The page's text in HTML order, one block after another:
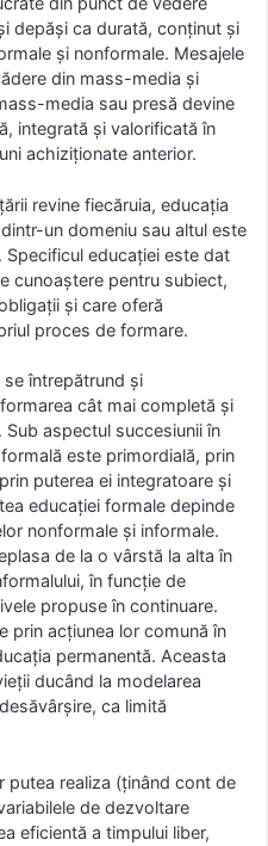
depăşi ca durată, conţinut şi
și nonformale. Mesajele
din mass-media și
media sau presă devine
integrată şi valorificată în
achiziţionate anterior.
revine fiecăruia, educaţia
un domeniu sau altul este
educaţiei este dat
cunoaştere pentru subiect,
și care oferă
proces de formare.
se întrepătrund și
cât mai completă și
aspectul succesiunii în
este primordială, prin
puterea ei integratoare şi
educaţiei formale depinde
nonformale şi informale.
de la o vârstă la alta în
în funcție de
propuse în continuare.
prin acțiunea lor comună în
permanentă. Aceasta
ducând la modelarea
ca limită
putea realiza (ținând cont de
de dezvoltare
eficientă a timpului liber,